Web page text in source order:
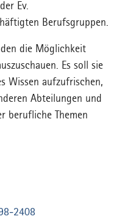
Ev.
Berufsgruppen.
die Möglichkeit
Es soll sie
Wissen aufzufrischen,
Abteilungen und
berufliche Themen
2408